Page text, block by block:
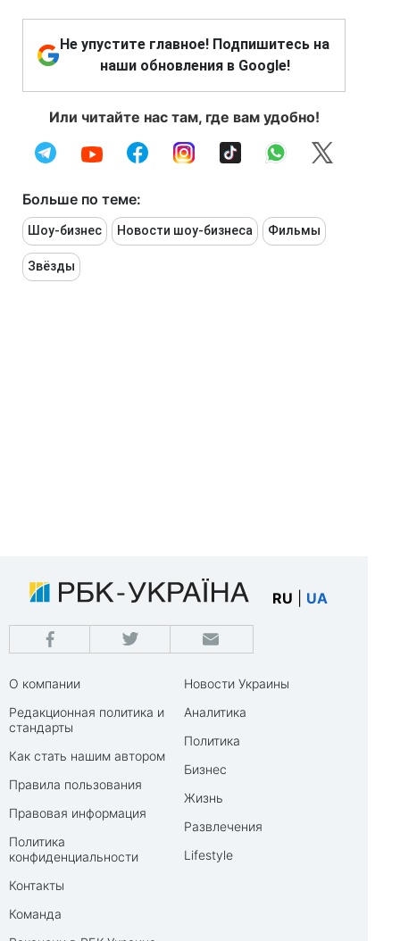
Не упустите главное! Подпишитесь на
наши обновления в Google!
Или читайте нас там, где вам удобно!
Больше по теме:
Шоу-бизнес Новости шоу-бизнеса Фильмы
Звёзды
RU UA
О компании
Редакционная политика и
стандарты
Как стать нашим автором
Правила пользования
Правовая информация
Политика
конфиденциальности
Контакты
Команда
Новости Украины
Аналитика
Политика
Бизнес
Жизнь
Развлечения
Lifestyle